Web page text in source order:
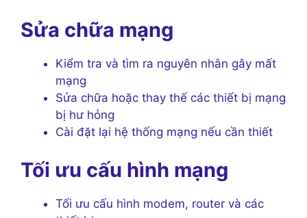
Sửa chữa mạng
Kiểm tra và tìm ra nguyên nhân gây mất
mạng
Sửa chữa hoặc thay thế các thiết bị mạng
bị hư hỏng
Cài đặt lại hệ thống mạng nếu cần thiết
Tối ưu cấu hình mạng
Tối ưu cấu hình modem, router và các